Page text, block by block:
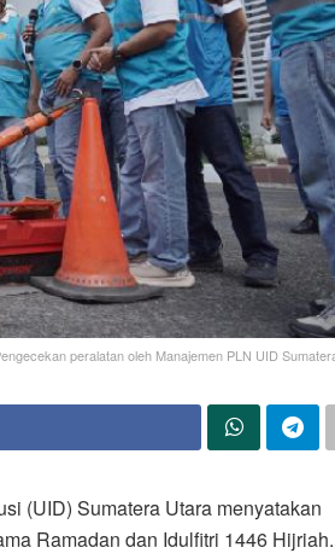
peralatan oleh Manajemen PLN UID
(UID) Sumatera Utara menyatakan
Ramadan dan Idulfitri 1446 Hijriah.